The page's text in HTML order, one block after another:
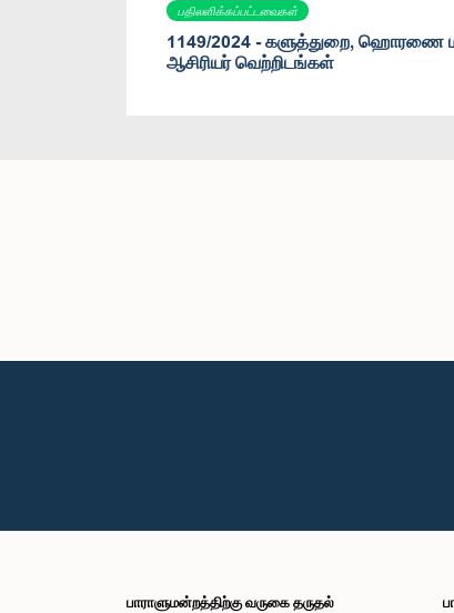
பதிலளிக்கப்பட்டவைகள்
1149/2024 - களுத்துறை, ஹொரணை
ஆசிரியர் வெற்றிடங்கள்
பாராளுமன்றத்திற்கு வருகை தருதல்